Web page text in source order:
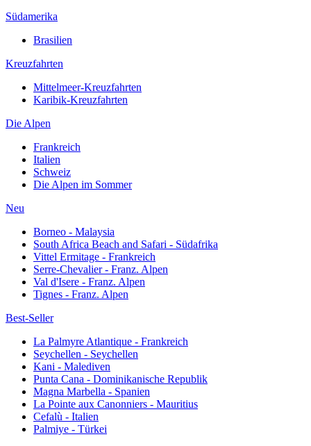
Südamerika
Brasilien
Kreuzfahrten
Mittelmeer-Kreuzfahrten
Karibik-Kreuzfahrten
Die Alpen
Frankreich
Italien
Schweiz
Die Alpen im Sommer
Neu
Borneo - Malaysia
South Africa Beach and Safari - Südafrika
Vittel Ermitage - Frankreich
Serre-Chevalier - Franz. Alpen
Val d'Isere - Franz. Alpen
Tignes - Franz. Alpen
Best-Seller
La Palmyre Atlantique - Frankreich
Seychellen - Seychellen
Kani - Malediven
Punta Cana - Dominikanische Republik
Magna Marbella - Spanien
La Pointe aux Canonniers - Mauritius
Cefalù - Italien
Palmiye - Türkei